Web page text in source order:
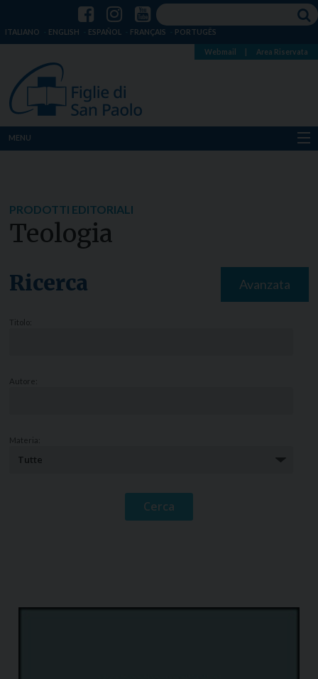
ITALIANO ENGLISH ESPAÑOL FRANÇAIS PORTUGÊS
Webmail Area Riservata
MENU
Notizie
PRODOTTI EDITORIALI
Teologia
Ricerca Avanzata
Titolo:
Autore:
Materia: